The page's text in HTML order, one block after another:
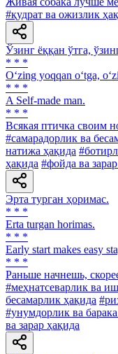
#қудрат ва ожизлик
Ўзинг ёққан ўтга,
* * *
O‘zing yoqqan o‘tga,
* * *
A Self-made man.
* * *
Всякая птичка своим
#самарадорлик ва
натижа ҳақида
ҳақида #фойда ва
Эрта турган ҳоримас.
* * *
Erta turgan horimas.
* * *
Early start makes easy
* * *
Раньше начнешь,
#меҳнатсеварлик ва
бесамарлик ҳақида
#унумдорлик ва
ва зарар ҳақида